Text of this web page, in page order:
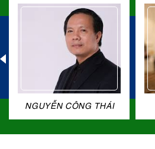
NGUYỄN CÔNG THÁI